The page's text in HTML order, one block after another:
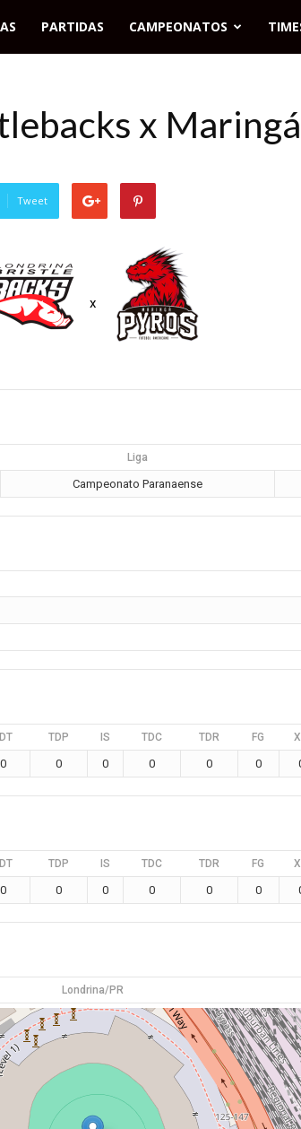
PARTIDAS CAMPEONATOS
x
Tweet
x
Liga
Campeonato Paranaense
TDP IS TDC TDR FG
0 0 0 0 0 0
TDP IS TDC TDR FG
0 0 0 0 0 0
Londrina/PR